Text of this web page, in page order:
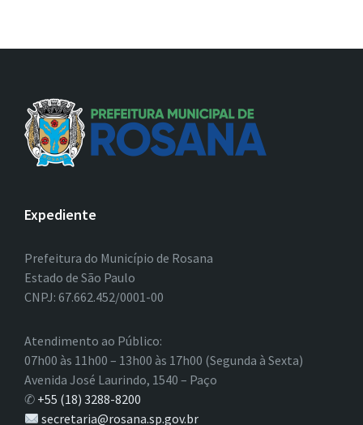
Expediente
Prefeitura do Município de Rosana
Estado de São Paulo
CNPJ: 67.662.452/0001-00
Atendimento ao Público:
07h00 às 11h00 – 13h00 às 17h00 (Segunda à Sexta)
Avenida José Laurindo, 1540 – Paço
✆ +55 (18) 3288-8200
secretaria@rosana.sp.gov.br